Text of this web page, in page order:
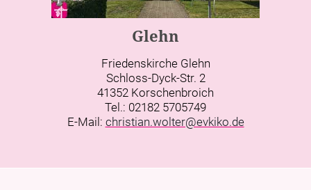
Glehn
Friedenskirche Glehn
Schloss-Dyck-Str. 2
41352 Korschenbroich
Tel.: 02182 5705749
E-Mail: christian.wolter@evkiko.de